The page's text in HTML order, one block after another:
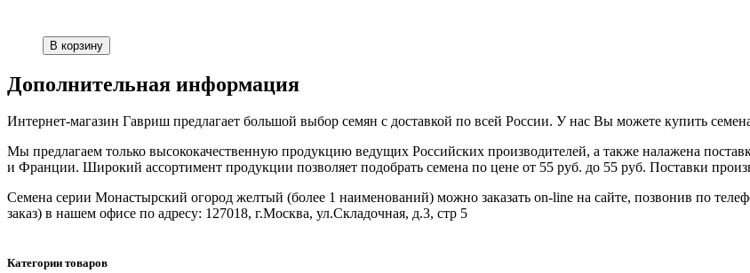
Дополнительная информация
Интернет-магазин Гавриш предлагает большой выбор семян с доставкой по всей России. У нас Вы можете купить
Мы предлагаем только высококачественную продукцию ведущих Российских производителей, а также налажена
и Франции. Широкий ассортимент продукции позволяет подобрать семена по цене от 55 руб. до 55 руб. Поставки
Семена серии Монастырский огород желтый (более 1 наименований) можно заказать on-line на сайте, позвонив по
заказ) в нашем офисе по адресу: 127018, г.Москва, ул.Складочная, д.3, стр 5
Категории товаров